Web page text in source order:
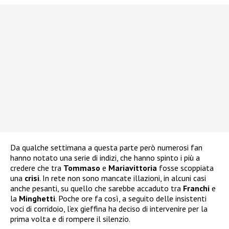
Da qualche settimana a questa parte però numerosi fan
hanno notato una serie di indizi, che hanno spinto i più a
credere che tra Tommaso e Mariavittoria fosse scoppiata
una crisi. In rete non sono mancate illazioni, in alcuni casi
anche pesanti, su quello che sarebbe accaduto tra Franchi e
la Minghetti. Poche ore fa così, a seguito delle insistenti
voci di corridoio, l’ex gieffina ha deciso di intervenire per la
prima volta e di rompere il silenzio.